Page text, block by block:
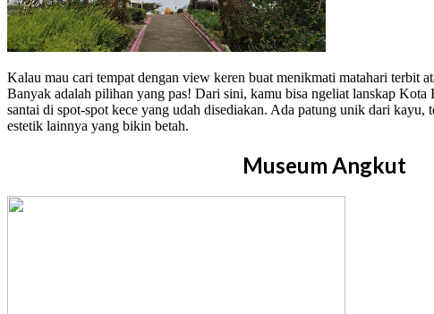
Kalau mau cari tempat dengan view keren buat menikmati matahari terbit
Banyak adalah pilihan yang pas! Dari sini, kamu bisa ngeliat lanskap
santai di spot-spot kece yang udah disediakan. Ada patung unik dari kayu,
estetik lainnya yang bikin betah.
Museum Angkut